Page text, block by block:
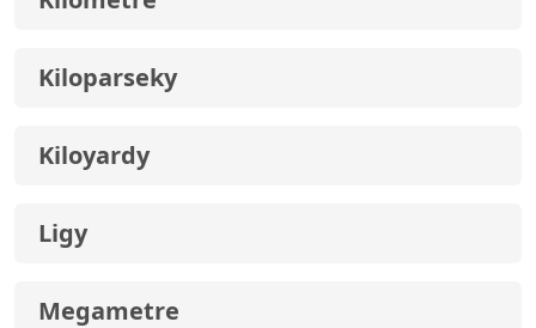
Kiloparseky
Kiloyardy
Ligy
Megametre